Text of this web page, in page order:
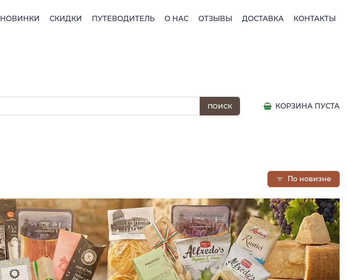
НОВИНКИ СКИДКИ ПУТЕВОДИТЕЛЬ О НАС ОТЗЫВЫ ДОСТАВКА КОНТАКТЫ
КОРЗИНА ПУСТА
По новизне